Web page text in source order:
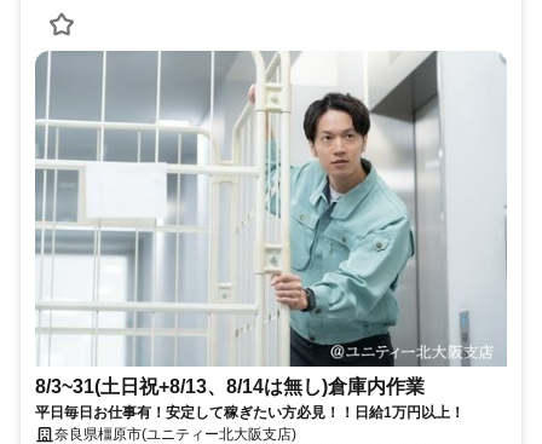
8/3~31(土日祝+8/13、8/14は無し)倉庫内作業
平日毎日お仕事有！安定して稼ぎたい方必見！！日給1万円以上！
奈良県橿原市(ユニティー北大阪支店)